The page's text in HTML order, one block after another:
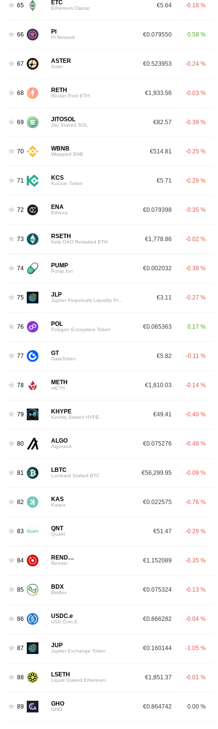
65 ETC
Ethereum Classic €5.64 -0.18 %
66 PI
Pi Network €0.079550 0.58 %
67 ASTER
Aster €0.523953 -0.24 %
68 RETH
Rocket Pool ETH €1,933.56 -0.03 %
69 JITOSOL
Jito Staked SOL €82.57 -0.39 %
70 WBNB
Wrapped BNB €514.81 -0.25 %
71 KCS
KuCoin Token €5.71 -0.29 %
72 ENA
Ethena €0.079398 -0.35 %
73 RSETH
Kelp DAO Restaked ETH €1,778.86 -0.02 %
74 PUMP
Pump.fun €0.002032 -0.38 %
75 JLP €3.11 -0.27 %
76 POL
Polygon Ecosystem Token €0.065363 0.17 %
77 GT
GateToken €5.82 -0.11 %
78 METH
mETH €1,810.03 -0.14 %
79 KHYPE
Kinetiq Staked HYPE €49.41 -0.40 %
80 ALGO
Algorand €0.075276 -0.48 %
81 LBTC
Lombard Staked BTC €56,299.95 -0.09 %
82 KAS
Kaspa €0.022575 -0.76 %
83 QNT
Quant €51.47 -0.29 %
84 RENDER
Render €1.152089 -0.35 %
85 BDX
Beldex €0.075324 -0.13 %
86 USDC.e
USD Coin.E €0.866282 -0.04 %
87 JUP
Jupiter Exchange Token €0.160144 -1.05 %
88 LSETH
Liquid Staked Ethereum €1,851.37 -0.01 %
89 GHO
GHO €0.864742 0.00 %